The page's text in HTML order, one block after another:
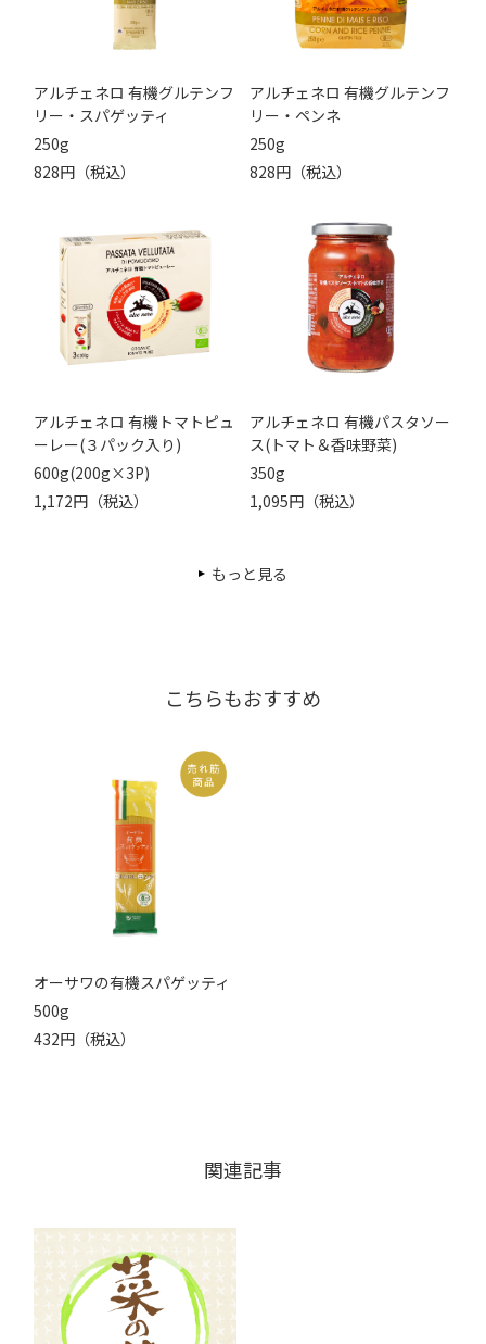
アルチェネロ 有機グルテンフ
リー・スパゲッティ
250g
828円（税込）
アルチェネロ 有機グルテンフ
リー・ペンネ
250g
828円（税込）
アルチェネロ 有機トマトピュ
ーレー(３パック入り)
600g(200g×3P)
1,172円（税込）
アルチェネロ 有機パスタソー
ス(トマト＆香味野菜)
350g
1,095円（税込）
もっと見る
こちらもおすすめ
オーサワの有機スパゲッティ
500g
432円（税込）
関連記事